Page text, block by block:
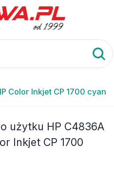
Color Inkjet CP 1700 cyan
użytku HP C4836A
Inkjet CP 1700